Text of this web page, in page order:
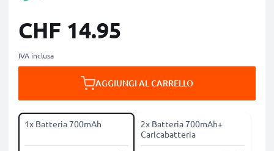
CHF 14.95
IVA inclusa
AGGIUNGI AL CARRELLO
1x Batteria 700mAh
2x Batteria 700mAh+
Caricabatteria